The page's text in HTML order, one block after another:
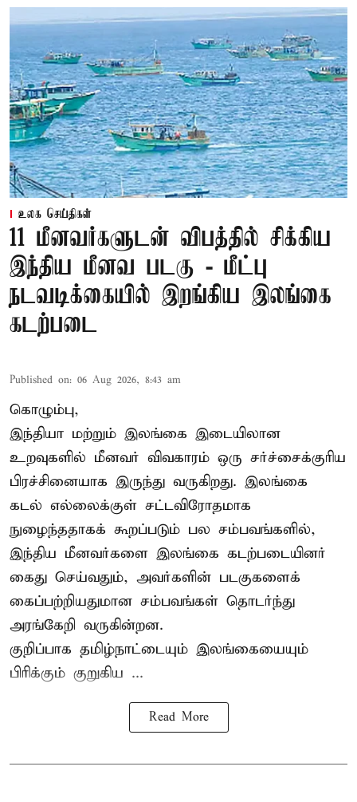
உலக செய்திகள்
11 மீனவர்களுடன் விபத்தில் சிக்கிய
இந்திய மீனவ படகு - மீட்பு
நடவடிக்கையில் இறங்கிய இலங்கை
கடற்படை
Published on: 06 Aug 2026, 8:43 am
கொழும்பு,
இந்தியா மற்றும் இலங்கை இடையிலான
உறவுகளில் மீனவர் விவகாரம் ஒரு சர்ச்சைக்குரிய
பிரச்சினையாக இருந்து வருகிறது. இலங்கை
கடல் எல்லைக்குள் சட்டவிரோதமாக
நுழைந்ததாகக் கூறப்படும் பல சம்பவங்களில்,
இந்திய மீனவர்களை இலங்கை கடற்படையினர்
கைது செய்வதும், அவர்களின் படகுகளைக்
கைப்பற்றியதுமான சம்பவங்கள் தொடர்ந்து
அரங்கேறி வருகின்றன.
குறிப்பாக தமிழ்நாட்டையும் இலங்கையையும்
பிரிக்கும் குறுகிய ...
Read More